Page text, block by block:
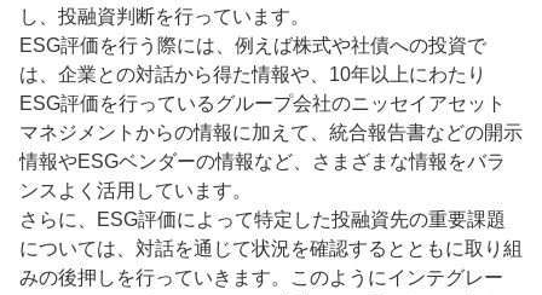
し、投融資判断を行っています。
ESG評価を行う際には、例えば株式や社債への投資で
は、企業との対話から得た情報や、10年以上にわたり
ESG評価を行っているグループ会社のニッセイアセット
マネジメントからの情報に加えて、統合報告書などの開示
情報やESGベンダーの情報など、さまざまな情報をバラ
ンスよく活用しています。
さらに、ESG評価によって特定した投融資先の重要課題
については、対話を通じて状況を確認するとともに取り組
みの後押しを行っていきます。このようにインテグレー